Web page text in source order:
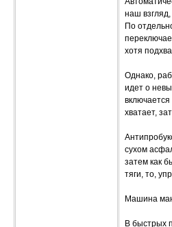
наш
По
хотя
Однако,
идет о
хватает,
сухом
затем как
тяги, то,
Машина
В быстрых